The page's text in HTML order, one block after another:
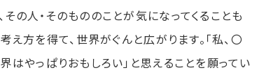
の人・そのもののことが気になってくることも
え方を得て、世界がぐんと広がります。「私、〇
はやっぱりおもしろい」と思えることを願ってい